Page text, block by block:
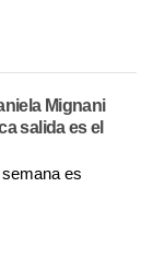
Mignani
salida es el
es